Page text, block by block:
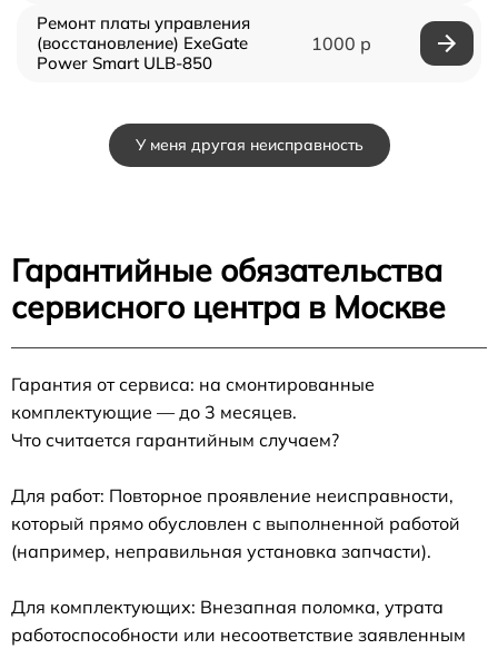
Ремонт платы управления
(восстановление) ExeGate
Power Smart ULB-850
1000 р
У меня другая неисправность
Гарантийные обязательства
сервисного центра в Москве
Гарантия от сервиса: на смонтированные
комплектующие — до 3 месяцев.
Что считается гарантийным случаем?
Для работ: Повторное проявление неисправности,
который прямо обусловлен с выполненной работой
(например, неправильная установка запчасти).
Для комплектующих: Внезапная поломка, утрата
работоспособности или несоответствие заявленным